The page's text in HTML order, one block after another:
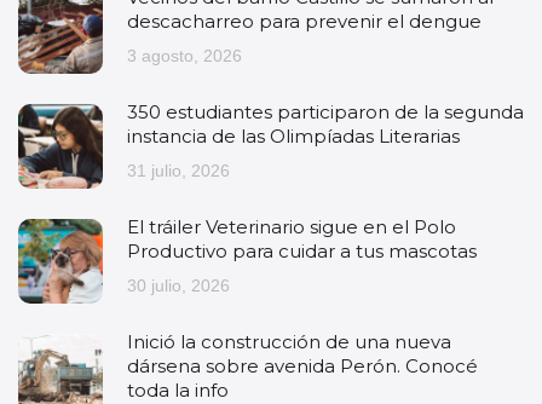
descacharreo para prevenir el dengue
3 agosto, 2026
350 estudiantes participaron de la segunda
instancia de las Olimpíadas Literarias
31 julio, 2026
El tráiler Veterinario sigue en el Polo
Productivo para cuidar a tus mascotas
30 julio, 2026
Inició la construcción de una nueva
dársena sobre avenida Perón. Conocé
toda la info